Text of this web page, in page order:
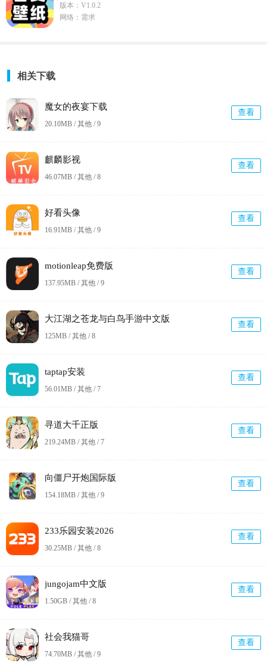
版本：V1.0.2
网络：需求
相关下载
魔女的夜宴下载
20.10MB / 其他 /9
查看
麒麟影视
46.07MB / 其他 /8
查看
好看头像
16.91MB / 其他 /9
查看
motionleap免费版
137.95MB / 其他 /9
查看
大江湖之苍龙与白鸟手游中文版
125MB / 其他 /8
查看
taptap安装
56.01MB / 其他 /7
查看
寻道大千正版
219.24MB / 其他 /7
查看
向僵尸开炮国际版
154.18MB / 其他 /9
查看
233乐园安装2026
30.25MB / 其他 /8
查看
jungojam中文版
1.50GB / 其他 /8
查看
社会我猫哥
74.70MB / 其他 /9
查看